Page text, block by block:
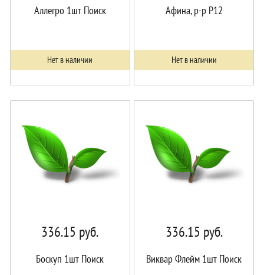
Аллегро 1шт Поиск
Нет в наличии
Афина, р-р P12
Нет в наличии
336.15 руб.
Боскуп 1шт Поиск
336.15 руб.
Виквар Флейм 1шт Поиск